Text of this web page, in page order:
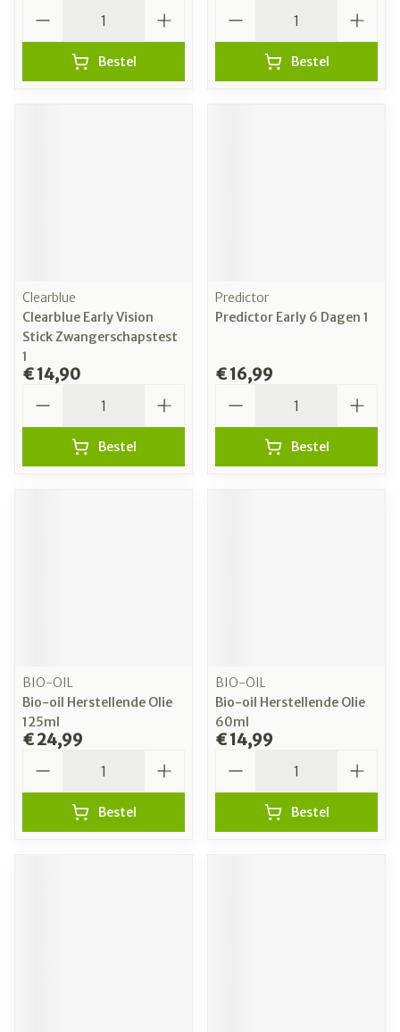
Bestel Bestel
Clearblue
Clearblue Early Vision
Stick Zwangerschapstest
1
€ 14,90
Bestel
Predictor
Predictor Early 6 Dagen 1
€ 16,99
Bestel
BIO-OIL
Bio-oil Herstellende Olie
125ml
€ 24,99
Bestel
BIO-OIL
Bio-oil Herstellende Olie
60ml
€ 14,99
Bestel